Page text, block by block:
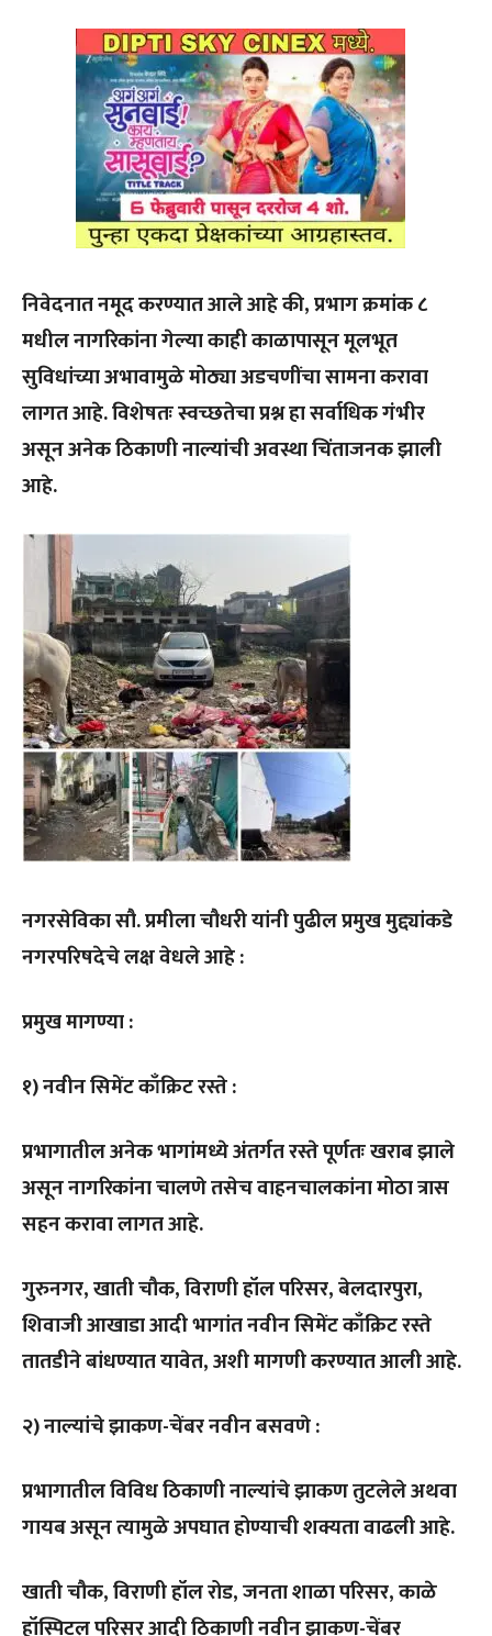
निवेदनात नमूद करण्यात आले आहे की, प्रभाग क्रमांक ८
मधील नागरिकांना गेल्या काही काळापासून मूलभूत
सुविधांच्या अभावामुळे मोठ्या अडचणींचा सामना करावा
लागत आहे. विशेषतः स्वच्छतेचा प्रश्न हा सर्वाधिक गंभीर
असून अनेक ठिकाणी नाल्यांची अवस्था चिंताजनक झाली
आहे.
नगरसेविका सौ. प्रमीला चौधरी यांनी पुढील प्रमुख मुद्द्यांकडे
नगरपरिषदेचे लक्ष वेधले आहे :
प्रमुख मागण्या :
१) नवीन सिमेंट काँक्रिट रस्ते :
प्रभागातील अनेक भागांमध्ये अंतर्गत रस्ते पूर्णतः खराब झाले
असून नागरिकांना चालणे तसेच वाहनचालकांना मोठा त्रास
सहन करावा लागत आहे.
गुरुनगर, खाती चौक, विराणी हॉल परिसर,बेलदारपुरा,
शिवाजी आखाडा आदी भागांत नवीन सिमेंट काँक्रिट रस्ते
तातडीने बांधण्यात यावेत, अशी मागणी करण्यात आली आहे.
२) नाल्यांचे झाकण-चेंबर नवीन बसवणे :
प्रभागातील विविध ठिकाणी नाल्यांचे झाकण तुटलेले अथवा
गायब असून त्यामुळे अपघात होण्याची शक्यता वाढली आहे.
खाती चौक, विराणी हॉल रोड, जनता शाळा परिसर, काळे
हॉस्पिटल परिसर आदी ठिकाणी नवीन झाकण-चेंबर